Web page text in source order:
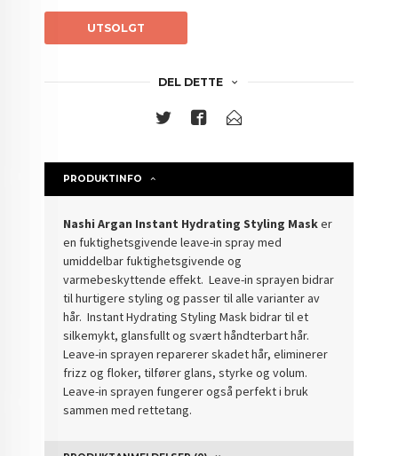
UTSOLGT
DEL DETTE
PRODUKTINFO
Nashi Argan Instant Hydrating Styling Masker
en fuktighetsgivende leave-in spray med
umiddelbar fuktighetsgivende og
varmebeskyttende effekt. Leave-in sprayen bidrar
til hurtigere styling og passer til alle varianter av
hår. Instant Hydrating Styling Mask bidrar til et
silkemykt, glansfullt og svært håndterbart hår.
Leave-in sprayen reparerer skadet hår, eliminerer
frizz og floker, tilfører glans, styrke og volum.
Leave-in sprayen fungerer også perfekt i bruk
sammen med rettetang.